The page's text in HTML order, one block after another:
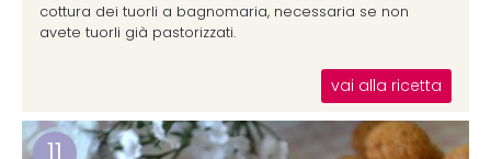
cottura dei tuorli a bagnomaria, necessaria se non
avete tuorli già pastorizzati.
vai alla ricetta